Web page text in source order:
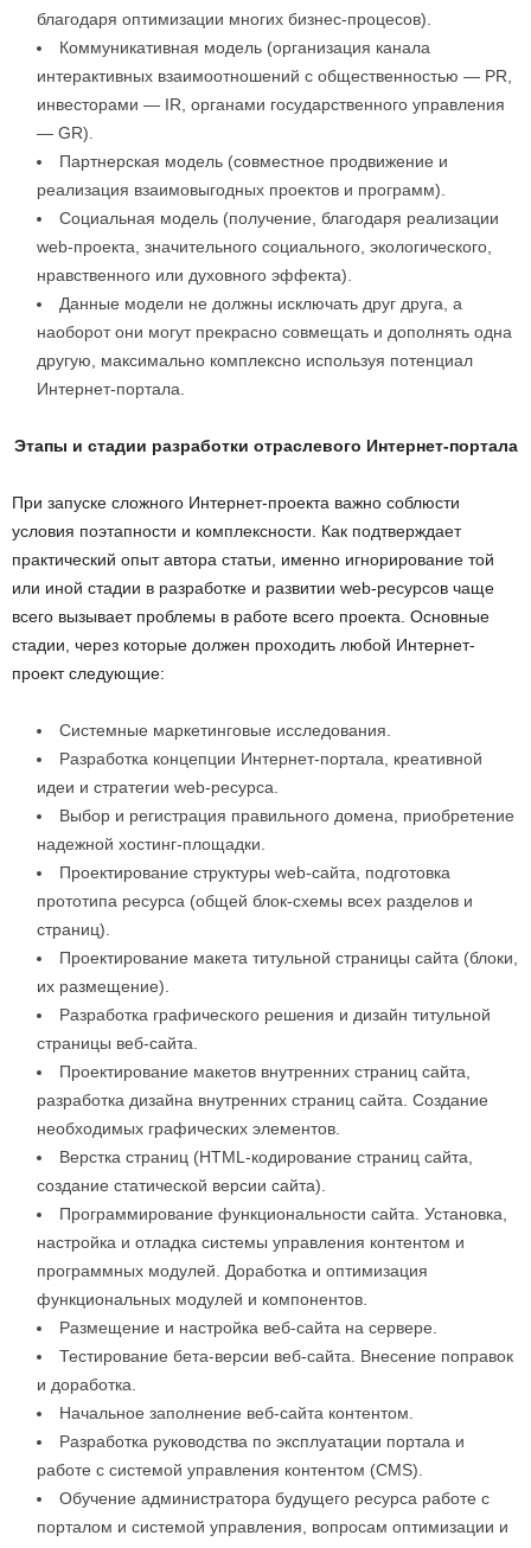
благодаря оптимизации многих бизнес-процесов).
Коммуникативная модель (организация канала
интерактивных взаимоотношений с общественностью — PR,
инвесторами — IR, органами государственного управления
— GR).
Партнерская модель (совместное продвижение и
реализация взаимовыгодных проектов и программ).
Социальная модель (получение, благодаря реализации
web-проекта, значительного социального, экологического,
нравственного или духовного эффекта).
Данные модели не должны исключать друг друга, а
наоборот они могут прекрасно совмещать и дополнять одна
другую, максимально комплексно используя потенциал
Интернет-портала.
Этапы и стадии разработки отраслевого Интернет-портала
При запуске сложного Интернет-проекта важно соблюсти
условия поэтапности и комплексности. Как подтверждает
практический опыт автора статьи, именно игнорирование той
или иной стадии в разработке и развитии web-ресурсов чаще
всего вызывает проблемы в работе всего проекта. Основные
стадии, через которые должен проходить любой Интернет-
проект следующие:
Системные маркетинговые исследования.
Разработка концепции Интернет-портала, креативной
идеи и стратегии web-ресурса.
Выбор и регистрация правильного домена, приобретение
надежной хостинг-площадки.
Проектирование структуры web-сайта, подготовка
прототипа ресурса (общей блок-схемы всех разделов и
страниц).
Проектирование макета титульной страницы сайта (блоки,
их размещение).
Разработка графического решения и дизайн титульной
страницы веб-сайта.
Проектирование макетов внутренних страниц сайта,
разработка дизайна внутренних страниц сайта. Создание
необходимых графических элементов.
Верстка страниц (HTML-кодирование страниц сайта,
создание статической версии сайта).
Программирование функциональности сайта. Установка,
настройка и отладка системы управления контентом и
программных модулей. Доработка и оптимизация
функциональных модулей и компонентов.
Размещение и настройка веб-сайта на сервере.
Тестирование бета-версии веб-сайта. Внесение поправок
и доработка.
Начальное заполнение веб-сайта контентом.
Разработка руководства по эксплуатации портала и
работе с системой управления контентом (CMS).
Обучение администратора будущего ресурса работе с
порталом и системой управления, вопросам оптимизации и